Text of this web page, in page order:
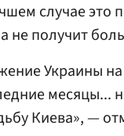
случае это
не получит
Украины
месяцы...
Киева», —